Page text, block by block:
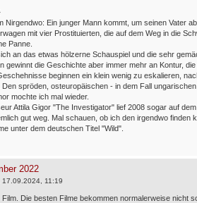
Nirgendwo: Ein junger Mann kommt, um seinen Vater
mit vier Prostituierten, die auf dem Weg in die
Panne.
an das etwas hölzerne Schauspiel und die sehr
gewinnt die Geschichte aber immer mehr an Kontur,
beginnen ein klein wenig zu eskalieren,
spröden, osteuropäischen - in dem Fall
mochte ich mal wieder.
Attila Gigor "The Investigator" lief 2008 sogar auf
gut weg. Mal schauen, ob ich den irgendwo finden
unter dem deutschen Titel "Wild".
2022
17.09.2024, 11:19
Die besten Filme bekommen normalerweise nicht